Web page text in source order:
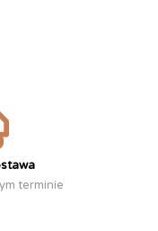
terminie